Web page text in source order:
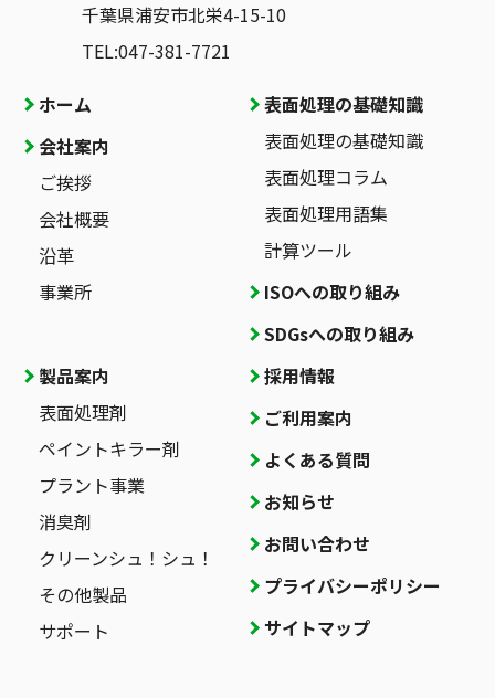
千葉県浦安市北栄4-15-10
TEL:047-381-7721
ホーム
会社案内
ご挨拶
会社概要
沿革
事業所
製品案内
表面処理剤
ペイントキラー剤
プラント事業
消臭剤
クリーンシュ！シュ！
その他製品
サポート
表面処理の基礎知識
表面処理の基礎知識
表面処理コラム
表面処理用語集
計算ツール
ISOへの取り組み
SDGsへの取り組み
採用情報
ご利用案内
よくある質問
お知らせ
お問い合わせ
プライバシーポリシー
サイトマップ